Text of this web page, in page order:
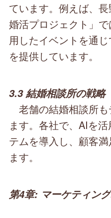
ています。例えば、
婚活プロジェクト」
用したイベントを通
を提供しています。
3.3 結婚相談所の戦略
老舗の結婚相談所
ます。各社で、AIを
テムを導入し、顧客
ます。
第4章: マーケティン